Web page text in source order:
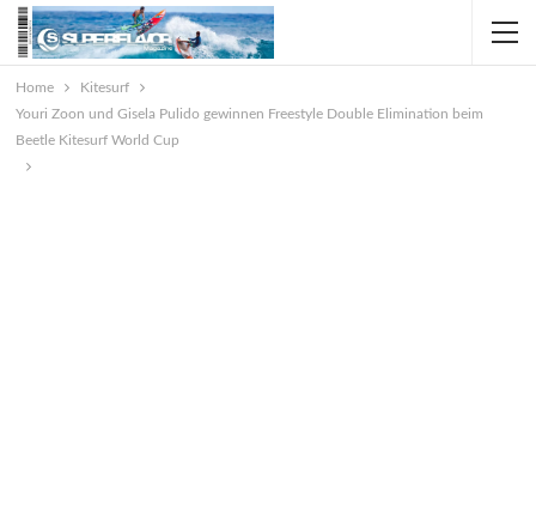
Home
Kitesurf
Youri Zoon und Gisela Pulido gewinnen Freestyle Double Elimination beim
Beetle Kitesurf World Cup